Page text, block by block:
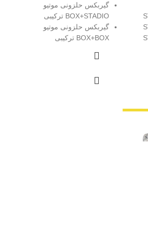
گیربکس حلزونی موتیو
BOX+STADIO ترکیبی
گیربکس حلزونی موتیو
BOX+BOX ترکیبی